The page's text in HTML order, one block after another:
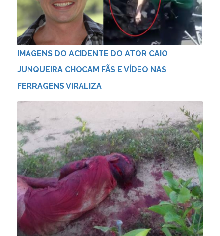
IMAGENS DO ACIDENTE DO ATOR CAIO
JUNQUEIRA CHOCAM FÃS E VÍDEO NAS
FERRAGENS VIRALIZA